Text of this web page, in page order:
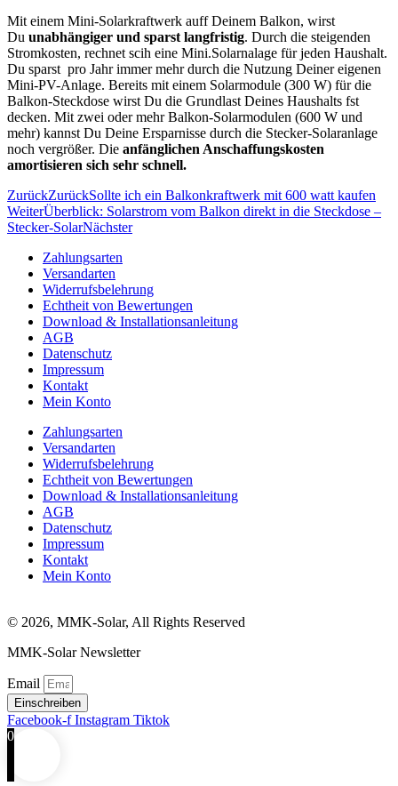
Mit einem Mini-Solarkraftwerk auff Deinem Balkon, wirst
Du unabhängiger und sparst langfristig. Durch die steigenden
Stromkosten, rechnet scih eine Mini.Solarnalage für jeden Haushalt.
Du sparst pro Jahr immer mehr durch die Nutzung Deiner eigenen
Mini-PV-Anlage. Bereits mit einem Solarmodule (300 W) für die
Balkon-Steckdose wirst Du die Grundlast Deines Haushalts fst
decken. Mit zwei oder mehr Balkon-Solarmodulen (600 W und
mehr) kannst Du Deine Ersparnisse durch die Stecker-Solaranlage
noch vergrößer. Die anfänglichen Anschaffungskosten
amortisieren sich sehr schnell.
ZurückZurückSollte ich ein Balkonkraftwerk mit 600 watt kaufen
WeiterÜberblick: Solarstrom vom Balkon direkt in die Steckdose –
Stecker-SolarNächster
Zahlungsarten
Versandarten
Widerrufsbelehrung
Echtheit von Bewertungen
Download & Installationsanleitung
AGB
Datenschutz
Impressum
Kontakt
Mein Konto
Zahlungsarten
Versandarten
Widerrufsbelehrung
Echtheit von Bewertungen
Download & Installationsanleitung
AGB
Datenschutz
Impressum
Kontakt
Mein Konto
© 2026, MMK-Solar, All Rights Reserved
MMK-Solar Newsletter
Email
Einschreiben
Facebook-f Instagram Tiktok
0